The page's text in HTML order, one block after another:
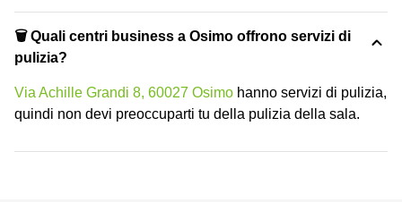
🗑 Quali centri business a Osimo offrono servizi di
pulizia?
Via Achille Grandi 8, 60027 Osimo hanno servizi di pulizia,
quindi non devi preoccuparti tu della pulizia della sala.